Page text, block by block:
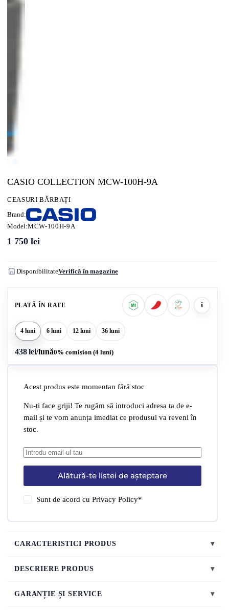
CASIO COLLECTION MCW-100H-9A
CEASURI BĂRBAȚI
Brand:
Model:MCW-100H-9A
1 750 lei
DisponibilitateVerifică în magazine
PLATĂ ÎN RATE i
4 luni 6 luni 12 luni 36 luni
438 lei/lună0% comision (4 luni)
Acest produs este momentan fără stoc
Nu-ți face griji! Te rugăm să introduci adresa ta de e-
mail și te vom anunța imediat ce produsul va reveni în
stoc.
Alătură-te listei de așteptare
Sunt de acord cuPrivacy Policy*
CARACTERISTICI PRODUS ▾
DESCRIERE PRODUS ▾
GARANȚIE ȘI SERVICE ▾